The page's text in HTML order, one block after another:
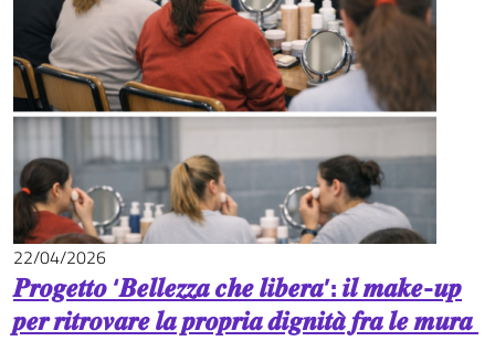
22/04/2026
𝑷𝒓𝒐𝒈𝒆𝒕𝒕𝒐 ‘𝑩𝒆𝒍𝒍𝒆𝒛𝒛𝒂 𝒄𝒉𝒆 𝒍𝒊𝒃𝒆𝒓𝒂’: 𝒊𝒍 𝒎𝒂𝒌𝒆-𝒖𝒑
𝒑𝒆𝒓 𝒓𝒊𝒕𝒓𝒐𝒗𝒂𝒓𝒆 𝒍𝒂 𝒑𝒓𝒐𝒑𝒓𝒊𝒂 𝒅𝒊𝒈𝒏𝒊𝒕𝒂̀ 𝒇𝒓𝒂 𝒍𝒆 𝒎𝒖𝒓𝒂